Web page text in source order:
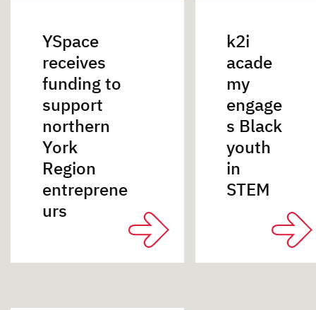
YSpace
receives
funding to
support
northern
York
Region
entreprene
urs
k2i
acade
my
engage
s Black
youth
in
STEM